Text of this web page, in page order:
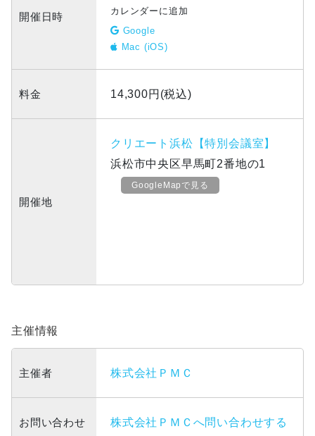
開催日時
カレンダーに追加
Google
Mac (iOS)
料金 14,300円(税込)
開催地
クリエート浜松【特別会議室】
浜松市中央区早馬町2番地の1
GoogleMapで見る
主催情報
主催者 株式会社ＰＭＣ
お問い合わせ 株式会社ＰＭＣへ問い合わせする